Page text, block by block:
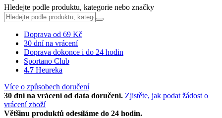
Hledejte podle produktu, kategorie nebo značky
Doprava od 69 Kč
30 dní na vrácení
Doprava dokonce i do 24 hodin
Sportano Club
4.7 Heureka
Více o způsobech doručení
30 dní na vrácení od data doručení. Zjistěte, jak podat žádost o
vrácení zboží
Většinu produktů odesíláme do 24 hodin.